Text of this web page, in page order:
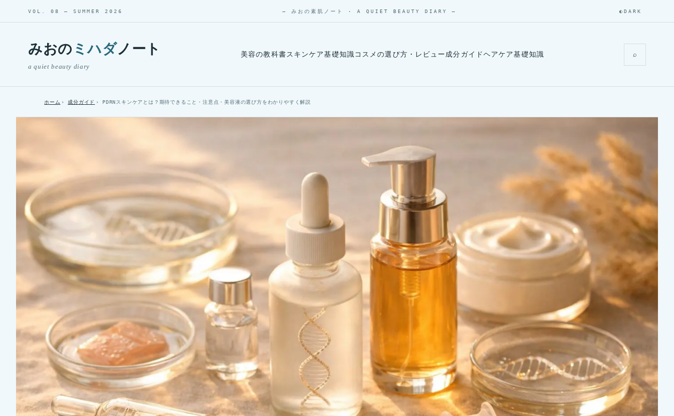
VOL. 08 — SUMMER 2026 — みおの素肌ノート · A QUIET BEAUTY DIARY — ◐ DARK
みおの ミハダノート
a quiet beauty diary
美容の教科書 スキンケア基礎知識 コスメの選び方・レビュー 成分ガイド ヘアケア基礎知識 ⌕
ホーム 成分ガイド PDRNスキンケアとは？期待できること・注意点・美容液の選び方をわかりやすく解説